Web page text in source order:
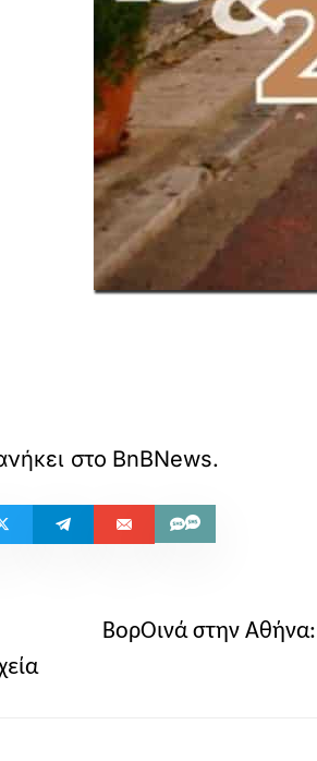
i-avantio-sto-short-
στο BnBNews.
ΒορΟινά στην